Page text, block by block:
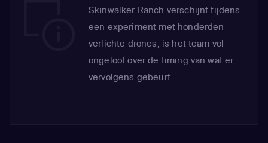
Skinwalker Ranch verschijnt tijdens
een experiment met honderden
verlichte drones, is het team vol
ongeloof over de timing van wat er
vervolgens gebeurt.